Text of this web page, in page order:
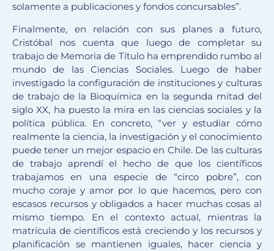
solamente a publicaciones y fondos concursables”.
Finalmente, en relación con sus planes a futuro,
Cristóbal nos cuenta que luego de completar su
trabajo de Memoria de Título ha emprendido rumbo al
mundo de las Ciencias Sociales. Luego de haber
investigado la configuración de instituciones y culturas
de trabajo de la Bioquímica en la segunda mitad del
siglo XX, ha puesto la mira en las ciencias sociales y la
política pública. En concreto, “ver y estudiar cómo
realmente la ciencia, la investigación y el conocimiento
puede tener un mejor espacio en Chile. De las culturas
de trabajo aprendí el hecho de que los científicos
trabajamos en una especie de “circo pobre”, con
mucho coraje y amor por lo que hacemos, pero con
escasos recursos y obligados a hacer muchas cosas al
mismo tiempo. En el contexto actual, mientras la
matrícula de científicos está creciendo y los recursos y
planificación se mantienen iguales, hacer ciencia y